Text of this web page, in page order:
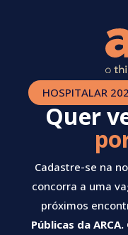
HOSPITALAR
Quer
Cadastre-se na
concorra a uma
próximos
Públicas da ARCA.